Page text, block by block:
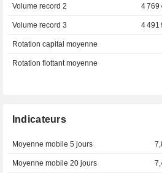
Volume record 2 4 769
Volume record 3 4 491
Rotation capital moyenne
Rotation flottant moyenne
Indicateurs
Moyenne mobile 5 jours
Moyenne mobile 20 jours